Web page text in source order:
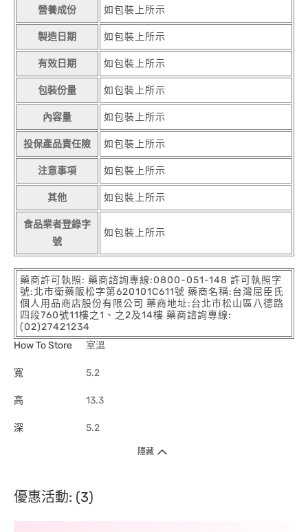
營養成份 如包裝上所示
製造日期 如包裝上所示
有效日期 如包裝上所示
包裝份量 如包裝上所示
內容量 如包裝上所示
投保產品責任險 如包裝上所示
注意事項 如包裝上所示
其他 如包裝上所示
食品業者登錄字
號
如包裝上所示
藥商許可執照: 藥商諮詢專線:0800-051-148 許可執照字
號:北市衛藥販松字第620101C611號 藥商名稱:台灣屈臣氏
個人用品商店股份有限公司 藥商地址:台北市松山區八德路
四段760號11樓之1、之2及14樓 藥商諮詢專線:
(02)27421234
How To Store
室溫
寬 5.2
高 13.3
深 5.2
隱藏
優惠活動: (3)